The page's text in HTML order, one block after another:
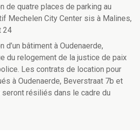
de quatre places de parking au
Mechelen City Center sis à Malines,
24
d’un bâtiment à Oudenaerde,
du relogement de la justice de paix
Les contrats de location pour
à Oudenaerde, Beverstraat 7b et
seront résiliés dans le cadre du